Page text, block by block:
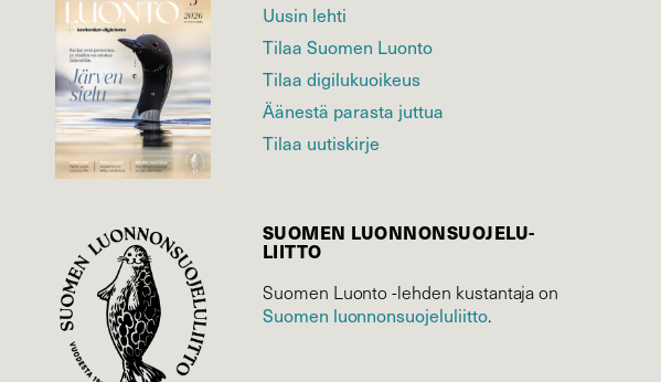
Uusin lehti
Tilaa Suomen Luonto
Tilaa digilukuoikeus
Äänestä parasta juttua
Tilaa uutiskirje
SUOMEN LUONNON­SUOJELU­
LIITTO
Suomen Luonto -lehden kustantaja on
Suomen luonnonsuojelu­liitto.